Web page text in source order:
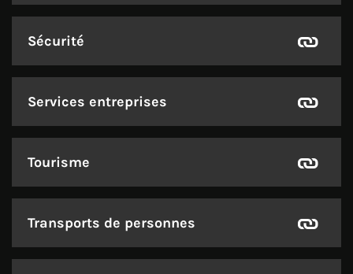
Sécurité
Services entreprises
Tourisme
Transports de personnes